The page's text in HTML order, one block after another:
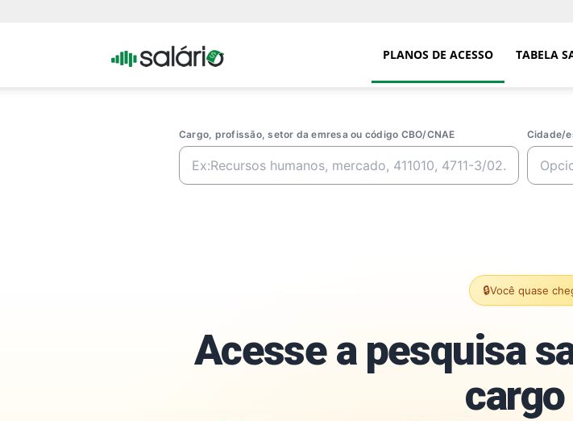
Portal PLANOS DE ACESSO TABELA
Cargo, profissão, setor da emresa ou código CBO/CNAE Cidade/
🔒Você quase
Acesse a pesquisa